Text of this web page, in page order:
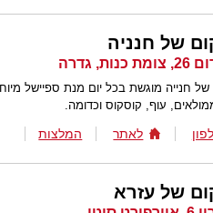
של חנניה
כנות, גדרה
חנייה מוגשת בכל יום מנת ספיישל
עוף, קוסקוס וכדומה.
לאתר המלצות
של עזרא